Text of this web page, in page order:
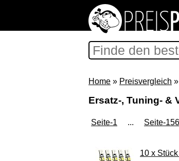
Home » Preisvergleich »
Ersatz-, Tuning- &
Seite-1 ... Seite-
10 x